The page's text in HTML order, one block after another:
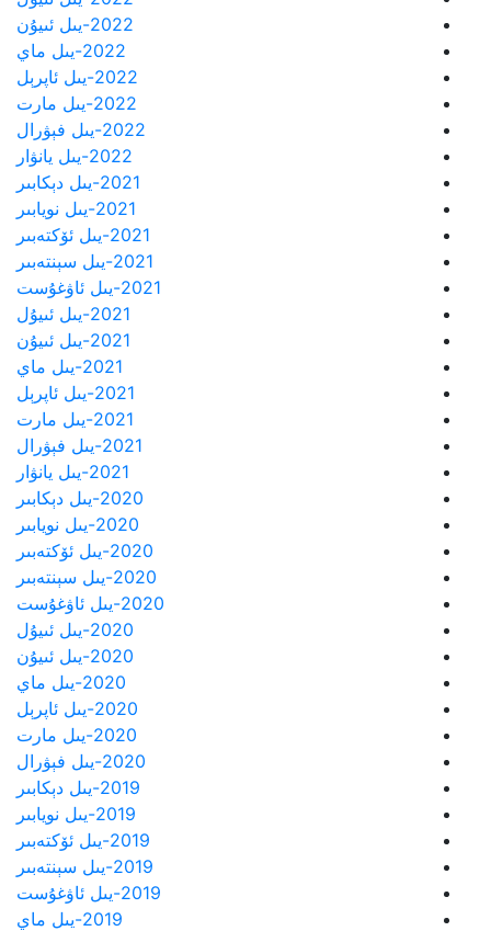
2022-يىل ئىيۇن
2022-يىل ماي
2022-يىل ئاپرېل
2022-يىل مارت
2022-يىل فېۋرال
2022-يىل يانۋار
2021-يىل دېكابىر
2021-يىل نويابىر
2021-يىل ئۆكتەبىر
2021-يىل سېنتەبىر
2021-يىل ئاۋغۇست
2021-يىل ئىيۇل
2021-يىل ئىيۇن
2021-يىل ماي
2021-يىل ئاپرېل
2021-يىل مارت
2021-يىل فېۋرال
2021-يىل يانۋار
2020-يىل دېكابىر
2020-يىل نويابىر
2020-يىل ئۆكتەبىر
2020-يىل سېنتەبىر
2020-يىل ئاۋغۇست
2020-يىل ئىيۇل
2020-يىل ئىيۇن
2020-يىل ماي
2020-يىل ئاپرېل
2020-يىل مارت
2020-يىل فېۋرال
2019-يىل دېكابىر
2019-يىل نويابىر
2019-يىل ئۆكتەبىر
2019-يىل سېنتەبىر
2019-يىل ئاۋغۇست
2019-يىل ماي